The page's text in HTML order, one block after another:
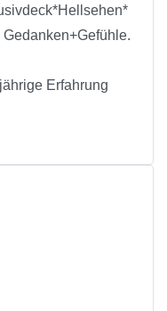
Erfahrung